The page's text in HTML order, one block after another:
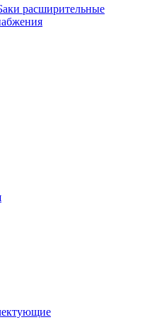
расширительные